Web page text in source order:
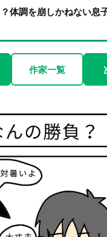
体調を崩しかねない息
作家一覧